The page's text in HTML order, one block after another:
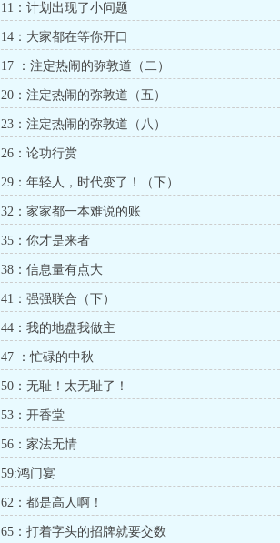
11：计划出现了小问题
14：大家都在等你开口
17 ：注定热闹的弥敦道（二）
20：注定热闹的弥敦道（五）
23：注定热闹的弥敦道（八）
26：论功行赏
29：年轻人，时代变了！（下）
32：家家都一本难说的账
35：你才是来者
38：信息量有点大
41：强强联合（下）
44：我的地盘我做主
47 ：忙碌的中秋
50：无耻！太无耻了！
53：开香堂
56：家法无情
59:鸿门宴
62：都是高人啊！
65：打着字头的招牌就要交数